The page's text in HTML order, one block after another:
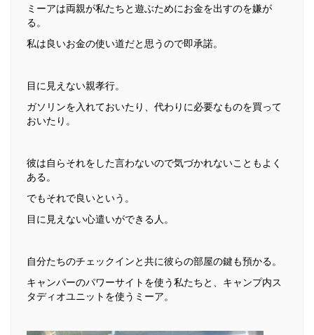
ミーアは両親が私たちと遊ぶためにお金を出すのを嫌が
る。
私は良いお金の使い道だと思うので即承諾。
目に見えない親孝行。
ガソリンを入れておいたり、代わりに必要なものを買って
おいたり。
彼は自らそれをした言わないので気づかれないこともよく
ある。
でもそれで良いという。
目に見えない心遣いができる人。
自分たちのチェックインと共に彼らの部屋の鍵も預かる。
キャンパーのパワーサイトを使う私たちと、キャンプ内ス
タディオユニットを使うミーア。